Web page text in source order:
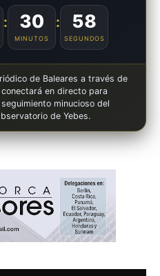
: 30
MINUTOS
: 57
SEGUNDOS
de Baleares a través de
conectará en directo para
minucioso del
de Yebes.